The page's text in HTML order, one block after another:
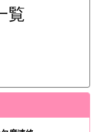
覧